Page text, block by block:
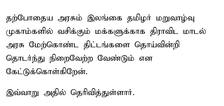
தற்போதைய அரசும் இலங்கை தமிழர் மறுவாழ்வு
முகாம்களில் வசிக்கும் மக்களுக்காக திராவிட மாடல்
அரசு மேற்கொண்ட திட்டங்களை தொய்வின்றி
தொடர்ந்து நிறைவேற்ற வேண்டும் என
கேட்டுக்கொள்கிறேன்.
இவ்வாறு அதில் தெரிவித்துள்ளார்.